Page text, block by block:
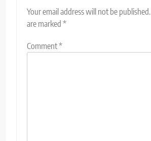
Your email address will not be published.
are marked *
Comment*